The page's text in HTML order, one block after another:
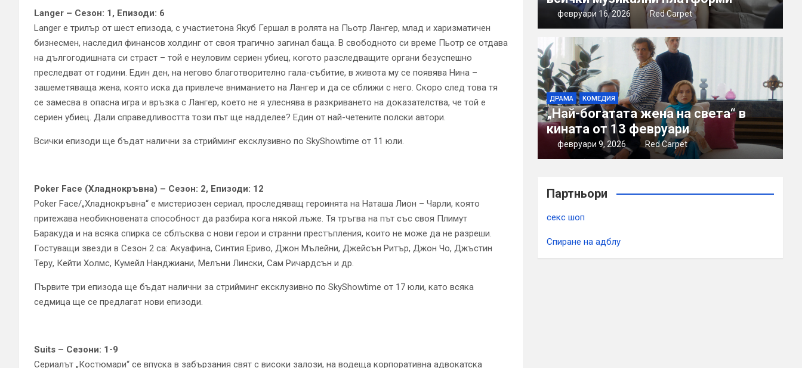
Langer – Сезон: 1, Епизоди: 6
Langer е трилър от шест епизода, с участиетона Якуб Гершал в ролята на Пьотр Лангер, млад и харизматичен
бизнесмен, наследил финансов холдинг от своя трагично загинал баща. В свободното си време Пьотр се отдава
на дългогодишната си страст – той е неуловим сериен убиец, когото разследващите органи безуспешно
преследват от години. Един ден, на негово благотворително гала-събитие, в живота му се появява Нина –
зашеметяваща жена, която иска да привлече вниманието на Лангер и да се сближи с него. Скоро след това тя
се замесва в опасна игра и връзка с Лангер, което не я улеснява в разкриването на доказателства, че той е
сериен убиец. Дали справедливостта този път ще надделее? Един от най-четените полски автори.
Всички епизоди ще бъдат налични за стрийминг ексклузивно по SkyShowtime от 11 юли.
Poker Face (Хладнокръвна) – Сезон: 2, Епизоди: 12
Poker Face/„Хладнокръвна“ е мистериозен сериал, проследяващ героинята на Наташа Лион – Чарли, която
притежава необикновената способност да разбира кога някой лъже. Тя тръгва на път със своя Плимут
Баракуда и на всяка спирка се сблъсква с нови герои и странни престъпления, които не може да не разреши.
Гостуващи звезди в Сезон 2 са: Акуафина, Синтия Ериво, Джон Мълейни, Джейсън Ритър, Джон Чо, Джъстин
Теру, Кейти Холмс, Кумейл Нанджиани, Мелъни Лински, Сам Ричардсън и др.
Първите три епизода ще бъдат налични за стрийминг ексклузивно по SkyShowtime от 17 юли, като всяка
седмица ще се предлагат нови епизоди.
Suits – Сезони: 1-9
Сериалът „Костюмари“ се впуска в забързания свят с високи залози, на водеща корпоративна адвокатска
февруари 16, 2026 Red Carpet
ДРАМА КОМЕДИЯ
„Най-богатата жена на света“ в
кината от 13 февруари
февруари 9, 2026 Red Carpet
Партньори
секс шоп
Спиране на адблу